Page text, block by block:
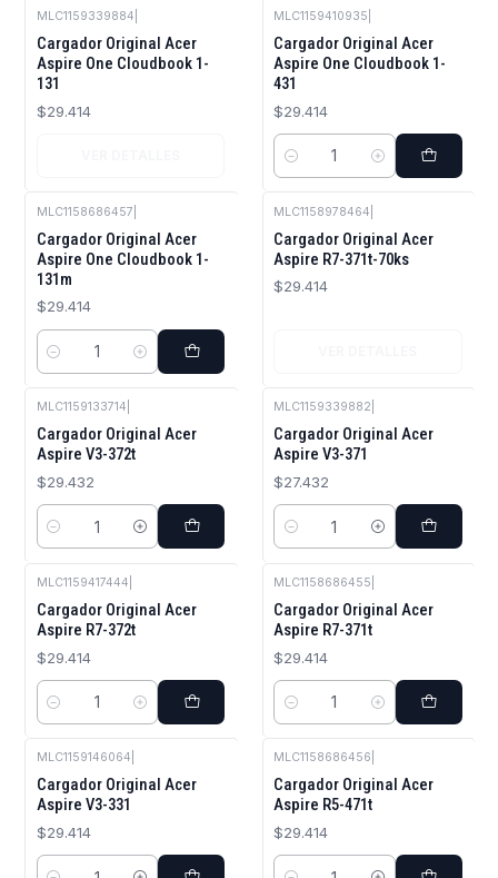
MLC1159339884
Cargador Original Acer
Aspire One Cloudbook 1-
131
$29.414
MLC1159410935
Cargador Original Acer
Aspire One Cloudbook 1-
431
$29.414
Cantidad
MLC1158686457
Cargador Original Acer
Aspire One Cloudbook 1-
131m
$29.414
Cantidad
MLC1158978464
Cargador Original Acer
Aspire R7-371t-70ks
$29.414
MLC1159133714
Cargador Original Acer
Aspire V3-372t
$29.432
Cantidad
MLC1159339882
Cargador Original Acer
Aspire V3-371
$27.432
Cantidad
MLC1159417444
Cargador Original Acer
Aspire R7-372t
$29.414
Cantidad
MLC1158686455
Cargador Original Acer
Aspire R7-371t
$29.414
Cantidad
MLC1159146064
Cargador Original Acer
Aspire V3-331
$29.414
MLC1158686456
Cargador Original Acer
Aspire R5-471t
$29.414